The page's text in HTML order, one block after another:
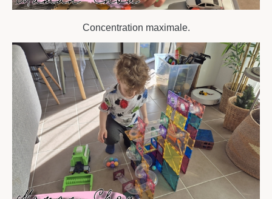
Concentration maximale.